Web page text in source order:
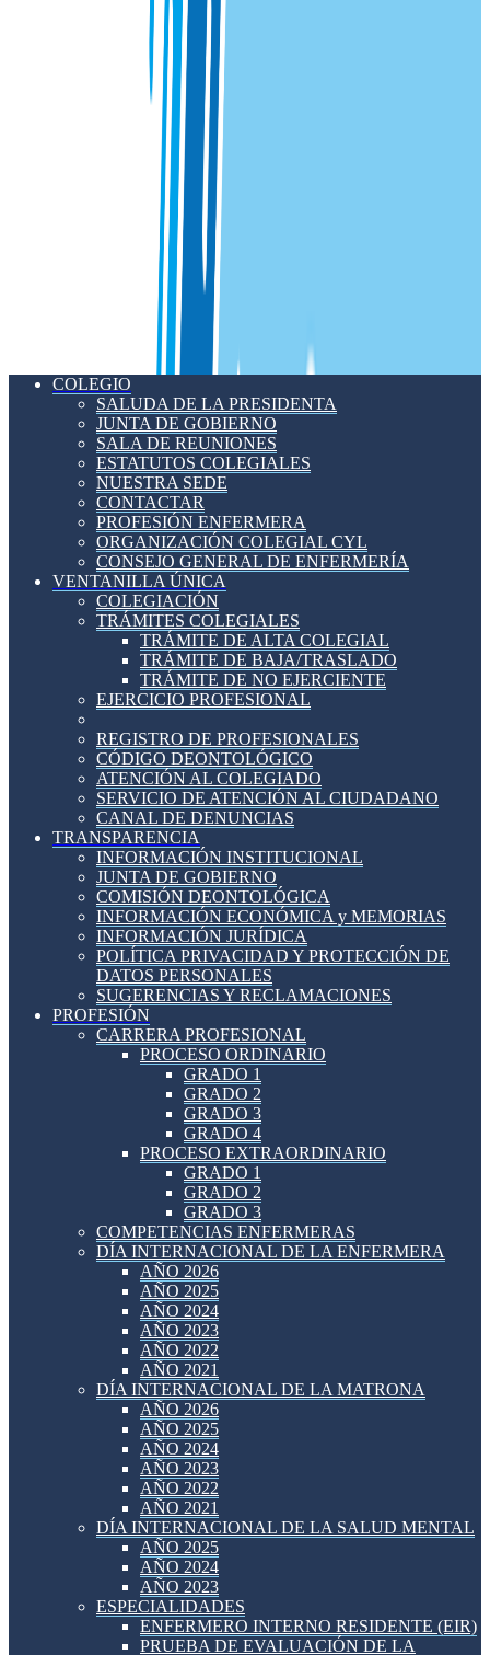
COLEGIO
SALUDA DE LA PRESIDENTA
JUNTA DE GOBIERNO
SALA DE REUNIONES
ESTATUTOS COLEGIALES
NUESTRA SEDE
CONTACTAR
PROFESIÓN ENFERMERA
ORGANIZACIÓN COLEGIAL CYL
CONSEJO GENERAL DE ENFERMERÍA
VENTANILLA ÚNICA
COLEGIACIÓN
TRÁMITES COLEGIALES
TRÁMITE DE ALTA COLEGIAL
TRÁMITE DE BAJA/TRASLADO
TRÁMITE DE NO EJERCIENTE
EJERCICIO PROFESIONAL
REGISTRO DE PROFESIONALES
CÓDIGO DEONTOLÓGICO
ATENCIÓN AL COLEGIADO
SERVICIO DE ATENCIÓN AL CIUDADANO
CANAL DE DENUNCIAS
TRANSPARENCIA
INFORMACIÓN INSTITUCIONAL
JUNTA DE GOBIERNO
COMISIÓN DEONTOLÓGICA
INFORMACIÓN ECONÓMICA y MEMORIAS
INFORMACIÓN JURÍDICA
POLÍTICA PRIVACIDAD Y PROTECCIÓN DE
DATOS PERSONALES
SUGERENCIAS Y RECLAMACIONES
PROFESIÓN
CARRERA PROFESIONAL
PROCESO ORDINARIO
GRADO 1
GRADO 2
GRADO 3
GRADO 4
PROCESO EXTRAORDINARIO
GRADO 1
GRADO 2
GRADO 3
COMPETENCIAS ENFERMERAS
DÍA INTERNACIONAL DE LA ENFERMERA
AÑO 2026
AÑO 2025
AÑO 2024
AÑO 2023
AÑO 2022
AÑO 2021
DÍA INTERNACIONAL DE LA MATRONA
AÑO 2026
AÑO 2025
AÑO 2024
AÑO 2023
AÑO 2022
AÑO 2021
DÍA INTERNACIONAL DE LA SALUD MENTAL
AÑO 2025
AÑO 2024
AÑO 2023
ESPECIALIDADES
ENFERMERO INTERNO RESIDENTE (EIR)
PRUEBA DE EVALUACIÓN DE LA